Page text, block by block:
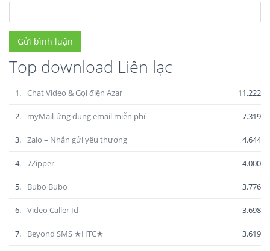
Top download Liên lạc
1. Chat Video & Gọi điện Azar 11.222
2. myMail-ứng dụng email miễn phí 7.319
3. Zalo – Nhắn gửi yêu thương 4.644
4. 7Zipper 4.000
5. Bubo Bubo 3.776
6. Video Caller Id 3.698
7. Beyond SMS ★HTC★ 3.619